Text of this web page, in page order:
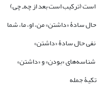
است (ترکیب است بعد از چه‌ـ‌ چی)
حال سادۀ «داشتن» من، او، ما، شما
نفی حال سادۀ «داشتن»
شناسه‌های «بودن» و «داشتن»
تکیۀ جمله